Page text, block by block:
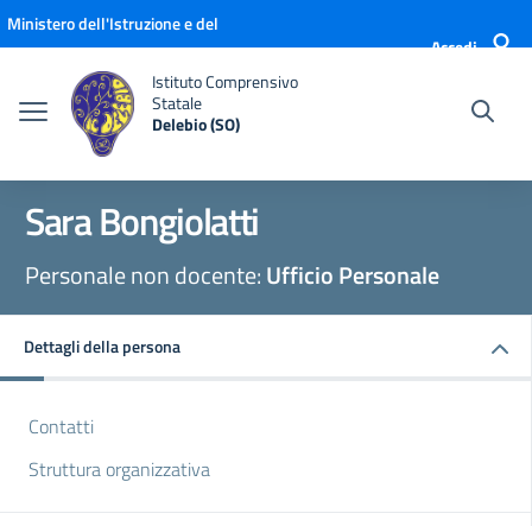
Vai ai contenuti
Vai al menu di navigazione
Vai al footer
Ministero dell'Istruzione e del
Accedi
Istituto Comprensivo
Statale
Delebio (SO)
Sara Bongiolatti
Personale non docente:Ufficio Personale
Dettagli della persona
Contatti
Struttura organizzativa